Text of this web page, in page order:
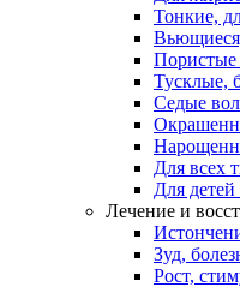
Тонкие,
Пористые
Тусклые,
Седые
Для всех
Для
Лечение и
Зуд,
Рост,